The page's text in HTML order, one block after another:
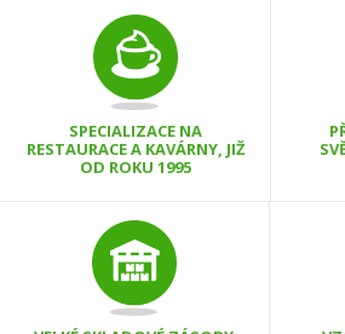
SPECIALIZACE NA
RESTAURACE A KAVÁRNY, JIŽ
OD ROKU 1995